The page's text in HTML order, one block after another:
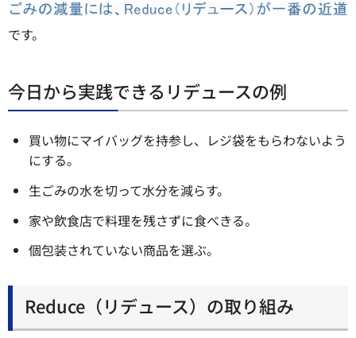
です。
今日から実践できるリデュースの例
買い物にマイバッグを持参し、レジ袋をもらわないよう
にする。
生ごみの水を切って水分を減らす。
家や飲食店で料理を残さずに食べきる。
個包装されていない商品を選ぶ。
Reduce（リデュース）の取り組み